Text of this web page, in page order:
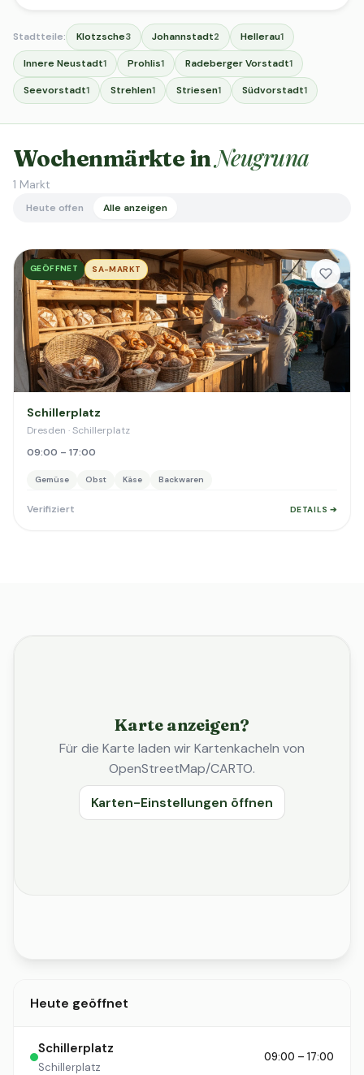
Stadtteile: Klotzsche3 Johannstadt2 Hellerau1
Innere Neustadt1 Prohlis1 Radeberger Vorstadt1
Seevorstadt1 Strehlen1 Striesen1 Südvorstadt1
Wochenmärkte inNeugruna
1 Markt
Heute offen Alle anzeigen
GEÖFFNET SA-MARKT
Schillerplatz
Dresden · Schillerplatz
09:00 – 17:00
Gemüse Obst Käse Backwaren
Verifiziert DETAILS ➔
Karte anzeigen?
Für die Karte laden wir Kartenkacheln von
OpenStreetMap/CARTO.
Karten-Einstellungen öffnen
Heute geöffnet
Schillerplatz
Schillerplatz
09:00 – 17:00